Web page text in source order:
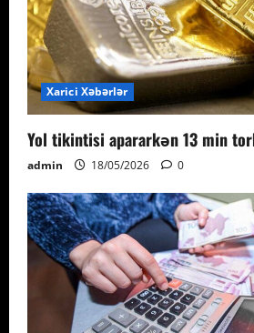
Xarici Xəbərlər
Yol tikintisi apararkən 13 min
admin 18/05/2026 0